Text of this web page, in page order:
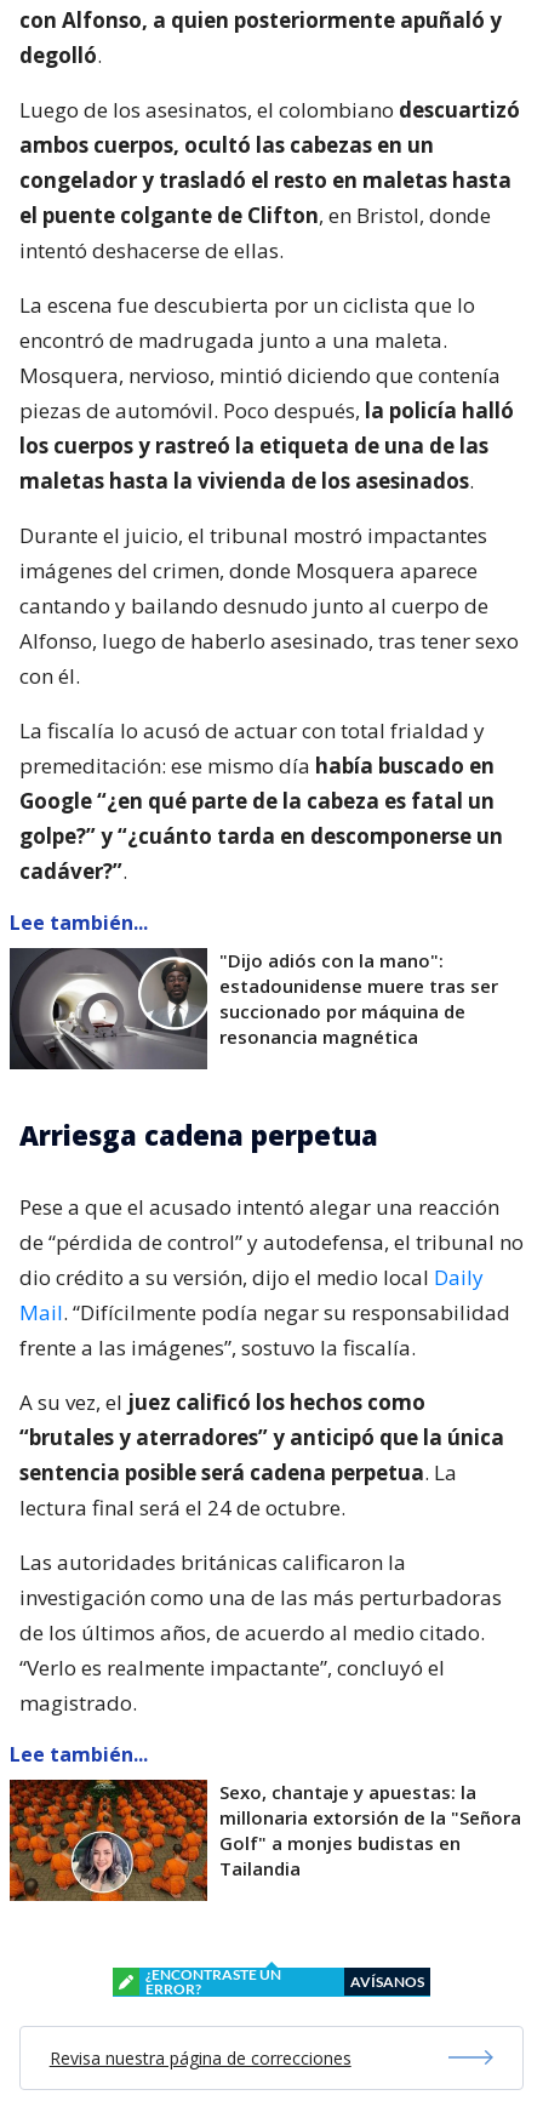
con Alfonso, a quien posteriormente apuñaló y
degolló.
Luego de los asesinatos, el colombiano descuartizó
ambos cuerpos, ocultó las cabezas en un
congelador y trasladó el resto en maletas hasta
el puente colgante de Clifton, en Bristol, donde
intentó deshacerse de ellas.
La escena fue descubierta por un ciclista que lo
encontró de madrugada junto a una maleta.
Mosquera, nervioso, mintió diciendo que contenía
piezas de automóvil. Poco después, la policía halló
los cuerpos y rastreó la etiqueta de una de las
maletas hasta la vivienda de los asesinados.
Durante el juicio, el tribunal mostró impactantes
imágenes del crimen, donde Mosquera aparece
cantando y bailando desnudo junto al cuerpo de
Alfonso, luego de haberlo asesinado, tras tener sexo
con él.
La fiscalía lo acusó de actuar con total frialdad y
premeditación: ese mismo día había buscado en
Google “¿en qué parte de la cabeza es fatal un
golpe?” y “¿cuánto tarda en descomponerse un
cadáver?”.
Lee también...
"Dijo adiós con la mano":
estadounidense muere tras ser
succionado por máquina de
resonancia magnética
Arriesga cadena perpetua
Pese a que el acusado intentó alegar una reacción
de “pérdida de control” y autodefensa, el tribunal no
dio crédito a su versión, dijo el medio local Daily
Mail. “Difícilmente podía negar su responsabilidad
frente a las imágenes”, sostuvo la fiscalía.
A su vez, el juez calificó los hechos como
“brutales y aterradores” y anticipó que la única
sentencia posible será cadena perpetua. La
lectura final será el 24 de octubre.
Las autoridades británicas calificaron la
investigación como una de las más perturbadoras
de los últimos años, de acuerdo al medio citado.
“Verlo es realmente impactante”, concluyó el
magistrado.
Lee también...
Sexo, chantaje y apuestas: la
millonaria extorsión de la "Señora
Golf" a monjes budistas en
Tailandia
¿ENCONTRASTE UN
ERROR?
AVÍSANOS
Revisa nuestra página de correcciones